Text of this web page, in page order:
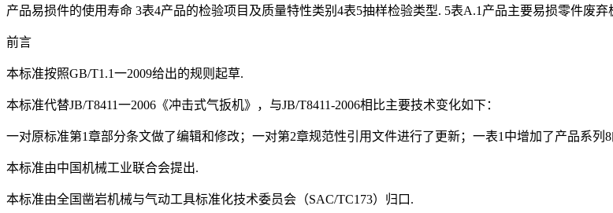
产品易损件的使用寿命 3表4产品的检验项目及质量特性类别4表5抽样检验类型. 5表A.1产品主要易损零件废弃
前言
本标准按照GB/T1.1一2009给出的规则起草.
本标准代替JB/T8411一2006《冲击式气扳机》，与JB/T8411-2006相比主要技术变化如下：
一对原标准第1章部分条文做了编辑和修改；一对第2章规范性引用文件进行了更新；一表1中增加了产品系
本标准由中国机械工业联合会提出.
本标准由全国凿岩机械与气动工具标准化技术委员会（SAC/TC173）归口.